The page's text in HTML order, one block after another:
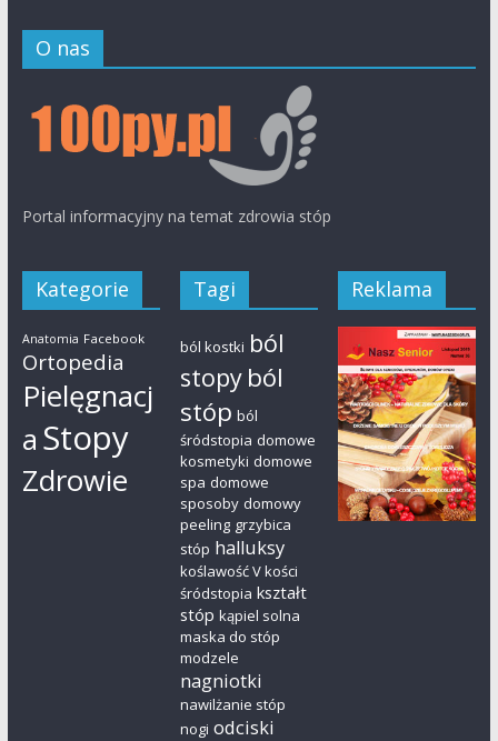
O nas
Portal informacyjny na temat zdrowia stóp
Kategorie
Anatomia Facebook
Ortopedia
Pielęgnacj
a Stopy
Zdrowie
Tagi
ból kostki ból
stopy ból
stóp ból
śródstopia domowe
kosmetyki domowe
spa domowe
sposoby domowy
peeling grzybica
stóp halluksy
koślawość V kości
śródstopia kształt
stóp kąpiel solna
maska do stóp
modzele
nagniotki
nawilżanie stóp
nogi odciski
Reklama